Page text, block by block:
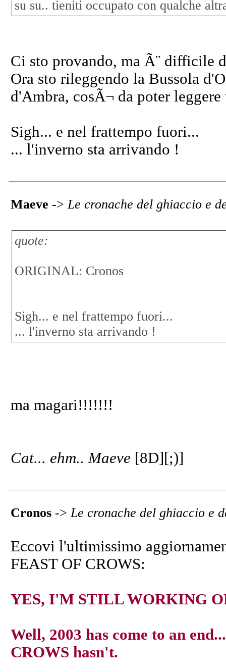
su su.. tieniti occupato con qualche
Ci sto provando, ma Ã¨ difficile
Ora sto rileggendo la Bussola
d'Ambra, cosÃ¬ da poter
Sigh... e nel frattempo fuori...
... l'inverno sta arrivando !
Maeve ->Le cronache del ghiaccio e
quote:
ORIGINAL: Cronos
Sigh... e nel frattempo fuori...
... l'inverno sta arrivando !
ma magari!!!!!!!
Cat... ehm.. Maeve [8D][;)]
Cronos ->Le cronache del ghiaccio e
Eccovi l'ultimissimo
FEAST OF CROWS:
YES, I'M STILL WORKING
Well, 2003 has come to an
CROWS hasn't.